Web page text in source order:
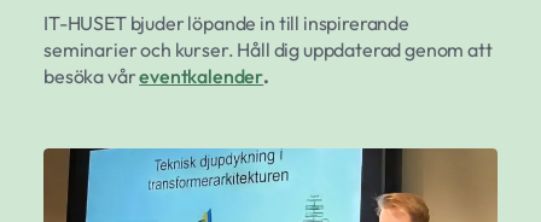
IT-HUSET bjuder löpande in till inspirerande
seminarier och kurser. Håll dig uppdaterad genom att
besöka våreventkalender.